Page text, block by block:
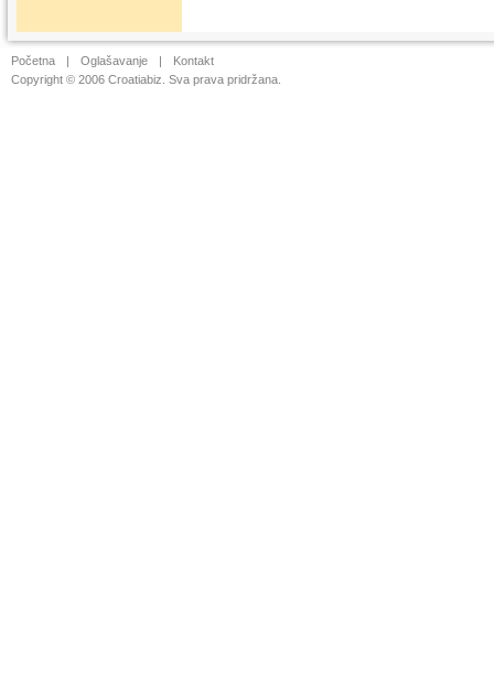
Početna | Oglašavanje |
Kontakt
Copyright © 2006 Croatiabiz. Sva prava pridržana.